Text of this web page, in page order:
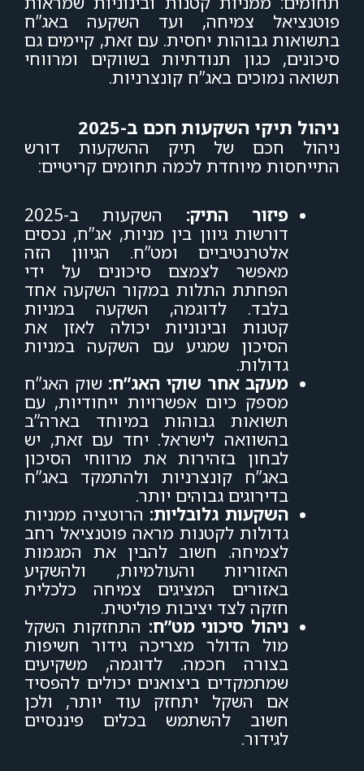
פוטנציאל צמיחה, ועד השקעה באג”ח
בתשואות גבוהות יחסית. עם זאת, קיימים גם
סיכונים, כגון תנודתיות בשווקים ומרווחי
תשואה נמוכים באג”ח קונצרניות.
ניהול תיקי השקעות חכם ב-2025
ניהול חכם של תיק ההשקעות דורש
התייחסות מיוחדת לכמה תחומים קריטיים:
פיזור התיק:
השקעות ב-2025
דורשות גיוון בין מניות, אג”ח, נכסים
אלטרנטיביים ומט”ח. הגיוון הזה
מאפשר לצמצם סיכונים על ידי
הפחתת התלות במקור השקעה אחד
בלבד. לדוגמה, השקעה במניות
קטנות ובינוניות יכולה לאזן את
הסיכון שמגיע עם השקעה במניות
גדולות.
מעקב אחר שוקי האג”ח: שוק האג”ח
מספק כיום אפשרויות ייחודיות, עם
תשואות גבוהות במיוחד בארה”ב
בהשוואה לישראל. יחד עם זאת, יש
לבחון בזהירות את מרווחי הסיכון
באג”ח קונצרניות ולהתמקד באג”ח
בדירוגים גבוהים יותר.
השקעות גלובליות: הרוטציה ממניות
גדולות לקטנות מראה פוטנציאל רחב
לצמיחה. חשוב להבין את המגמות
האזוריות והעולמיות, ולהשקיע
באזורים המציגים צמיחה כלכלית
חזקה לצד יציבות פוליטית.
ניהול סיכוני מט”ח: התחזקות השקל
מול הדולר מצריכה גידור חשיפות
בצורה חכמה. לדוגמה, משקיעים
שמתמקדים ביצואנים יכולים להפסיד
אם השקל יתחזק עוד יותר, ולכן
חשוב להשתמש בכלים פיננסיים
לגידור.